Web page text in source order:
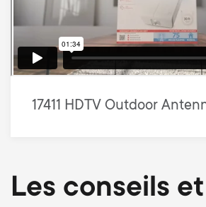
17411 HDTV Outdoor
Les conseils et